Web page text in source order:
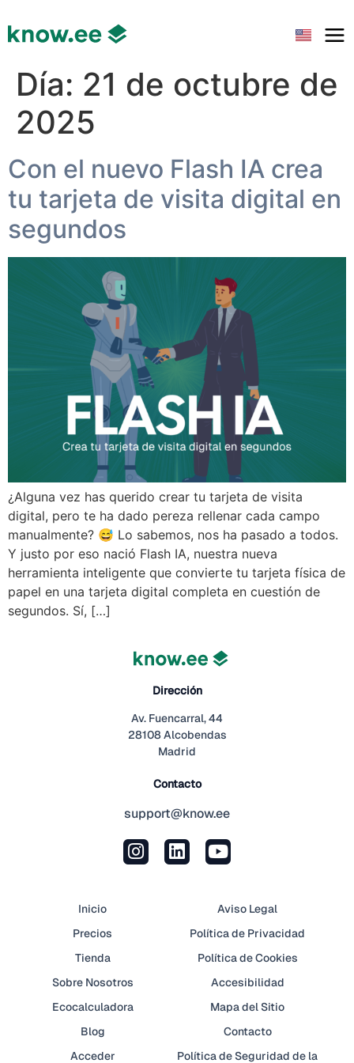
Día: 21 de octubre de
2025
Con el nuevo Flash IA crea
tu tarjeta de visita digital en
segundos
¿Alguna vez has querido crear tu tarjeta de visita
digital, pero te ha dado pereza rellenar cada campo
manualmente? 😅 Lo sabemos, nos ha pasado a todos.
Y justo por eso nació Flash IA, nuestra nueva
herramienta inteligente que convierte tu tarjeta física de
papel en una tarjeta digital completa en cuestión de
segundos. Sí, […]
Dirección
Av. Fuencarral, 44
28108 Alcobendas
Madrid
Contacto
support@know.ee
Inicio
Precios
Tienda
Sobre Nosotros
Ecocalculadora
Blog
Acceder
Aviso Legal
Política de Privacidad
Política de Cookies
Accesibilidad
Mapa del Sitio
Contacto
Política de Seguridad de la